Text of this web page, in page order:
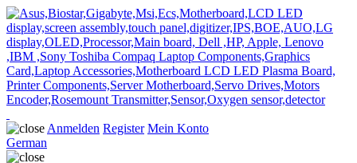
Anmelden Register Mein Konto
German